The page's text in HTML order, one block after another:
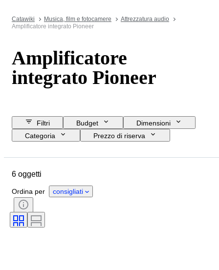
Catawiki Musica, film e fotocamere
Attrezzatura audio
Amplificatore integrato Pioneer
Amplificatore
integrato Pioneer
Filtri Budget
Dimensioni
Categoria
Prezzo di riserva
Condizioni
Testato e funzionante
6 oggetti
Ordina per consigliati